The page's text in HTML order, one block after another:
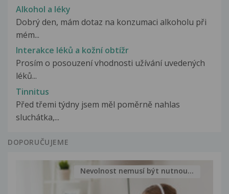
Alkohol a léky
Dobrý den, mám dotaz na konzumaci alkoholu při
mém...
Interakce léků a kožní obtížr
Prosím o posouzení vhodnosti užívání uvedených
léků...
Tinnitus
Před třemi týdny jsem měl poměrně nahlas
sluchátka,...
DOPORUČUJEME
Nevolnost nemusí být nutnou...